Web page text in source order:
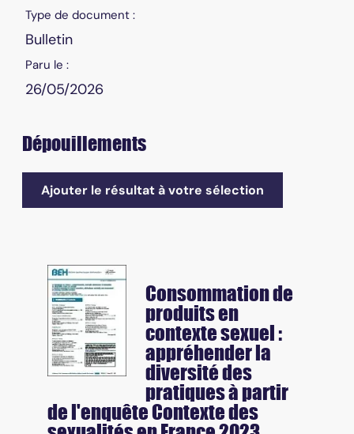
Type de document :
Bulletin
Paru le :
26/05/2026
Dépouillements
Ajouter le résultat à votre sélection
Consommation de
produits en
contexte sexuel :
appréhender la
diversité des
pratiques à partir
de l'enquête Contexte des